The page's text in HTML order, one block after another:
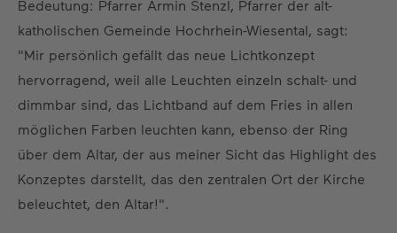
Bedeutung: Pfarrer Armin Stenzl, Pfarrer der alt-
katholischen Gemeinde Hochrhein-Wiesental, sagt:
"Mir persönlich gefällt das neue Lichtkonzept
hervorragend, weil alle Leuchten einzeln schalt- und
dimmbar sind, das Lichtband auf dem Fries in allen
möglichen Farben leuchten kann, ebenso der Ring
über dem Altar, der aus meiner Sicht das Highlight des
Konzeptes darstellt, das den zentralen Ort der Kirche
beleuchtet, den Altar!".